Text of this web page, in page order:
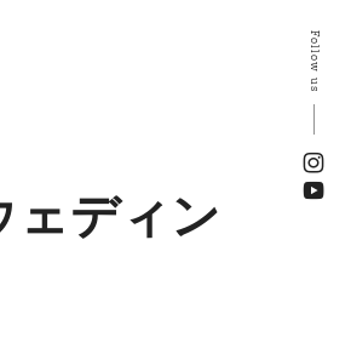
ェディン
Follow us